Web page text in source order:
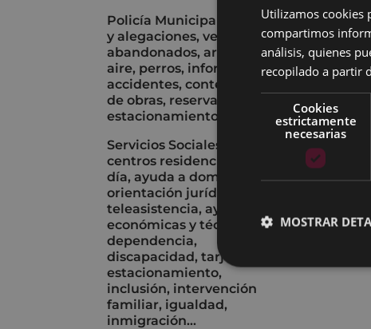
Policía Municipal: multas
y alegaciones, vehículos
abandonados, armas de
aire, perros, informes de
accidentes, contenedores
de obras, reserva de
estacionamiento...
Servicios Sociales:
centros residenciales y de
día, ayuda a domicilio,
orientación jurídica,
teleasistencia, ayudas
económicas y técnicas,
dependencia,
discapacidad, tarjeta de
estacionamiento,
inclusión, intervención
familiar, igualdad,
inmigración...
Utilizamos cookies
compartimos
análisis, quienes
recopilado a partir
Cookies
estrictamente
necesarias
MOSTRAR